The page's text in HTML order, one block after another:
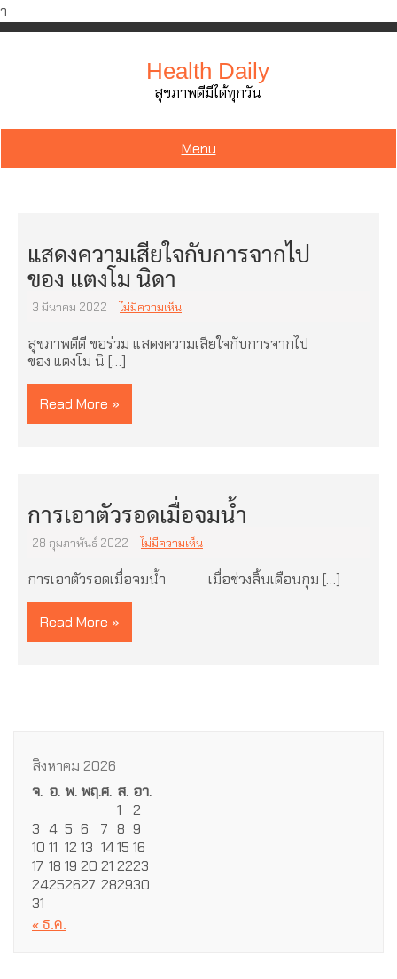
ำ
Skip
Health Daily
สุขภาพดีมีได้ทุกวัน
Menu
แสดงความเสียใจกับการจากไป
ของ แตงโม นิดา
3 มีนาคม 2022 ไม่มีความเห็น
สุขภาพดีดี ขอร่วม แสดงความเสียใจกับการจากไป
ของ แตงโม นิ […]
Read More »
การเอาตัวรอดเมื่อจมน้ำ
28 กุมภาพันธ์ 2022 ไม่มีความเห็น
การเอาตัวรอดเมื่อจมน้ำ เมื่อช่วงสิ้นเดือนกุม […]
Read More »
สิงหาคม 2026
จ. อ. พ.พฤ.ศ. ส. อา.
1
2
3 4 5 6 7 8 9
10 11 12 13 1415 16
17 18 19 20 21 2223
24252627 282930
31
« ธ.ค.